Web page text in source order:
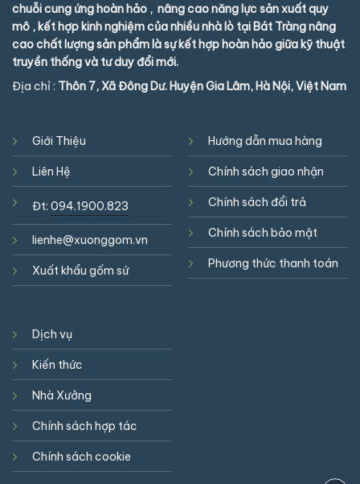
chuỗi cung ứng hoàn hảo , nâng cao năng lực sản xuất quy
mô , kết hợp kinh nghiệm của nhiều nhà lò tại Bát Tràng nâng
cao chất lượng sản phẩm là sự kết hợp hoàn hảo giữa kỹ thuật
truyền thống và tư duy đổi mới.
Địa chỉ : Thôn 7, Xã Đông Dư. Huyện Gia Lâm, Hà Nội, Việt Nam
Giới Thiệu
Liên Hệ
Đt: 094.1900.823
lienhe@xuonggom.vn
Xuất khẩu gốm sứ
Hướng dẫn mua hàng
Chính sách giao nhận
Chính sách đổi trả
Chính sách bảo mật
Phương thức thanh toán
Dịch vụ
Kiến thức
Nhà Xưởng
Chính sách hợp tác
Chính sách cookie